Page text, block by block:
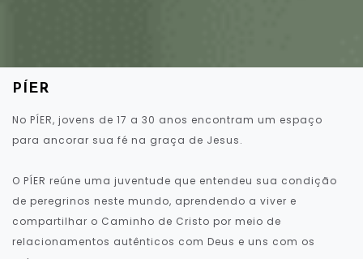
PÍER
No PÍER, jovens de 17 a 30 anos encontram um espaço
para ancorar sua fé na graça de Jesus.
O PÍER reúne uma juventude que entendeu sua condição
de peregrinos neste mundo, aprendendo a viver e
compartilhar o Caminho de Cristo por meio de
relacionamentos autênticos com Deus e uns com os